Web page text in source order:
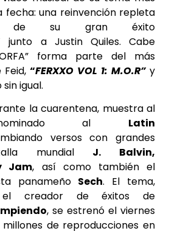
fecha: una reinvención repleta
de su gran éxito
junto a Justin Quiles. Cabe
forma parte del más
“FERXXO VOL 1: M.O.R” y
igual.
la cuarentena, muestra al
al
Latin
versos con grandes
mundial
J. Balvin,
Jam, así como también el
panameño Sech. El tema,
el creador de éxitos de
, se estrenó el viernes
millones de reproducciones en